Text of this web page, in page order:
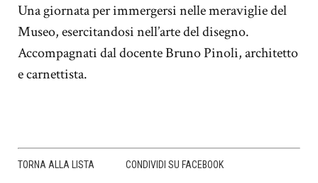
Una giornata per immergersi nelle meraviglie del
Museo, esercitandosi nell’arte del disegno.
Accompagnati dal docente Bruno Pinoli, architetto
e carnettista.
TORNA ALLA LISTA CONDIVIDI SU FACEBOOK